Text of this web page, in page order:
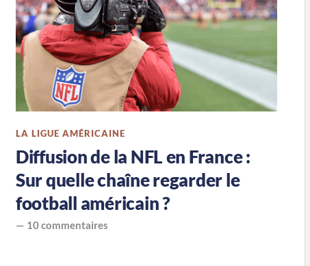
LA LIGUE AMÉRICAINE
Diffusion de la NFL en France :
Sur quelle chaîne regarder le
football américain ?
— 10 commentaires